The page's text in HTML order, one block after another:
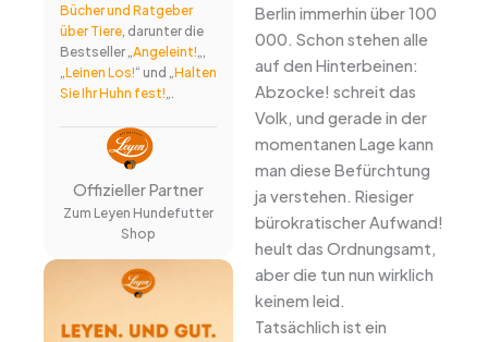
Bücher und Ratgeber
über Tiere, darunter die
Bestseller „Angeleint!„,
„Leinen Los!“ und „Halten
Sie Ihr Huhn fest!„.
Offizieller Partner
Zum Leyen Hundefutter
Shop
Berlin immerhin über 100
000. Schon stehen alle
auf den Hinterbeinen:
Abzocke! schreit das
Volk, und gerade in der
momentanen Lage kann
man diese Befürchtung
ja verstehen. Riesiger
bürokratischer Aufwand!
heult das Ordnungsamt,
aber die tun nun wirklich
keinem leid.
Tatsächlich ist ein